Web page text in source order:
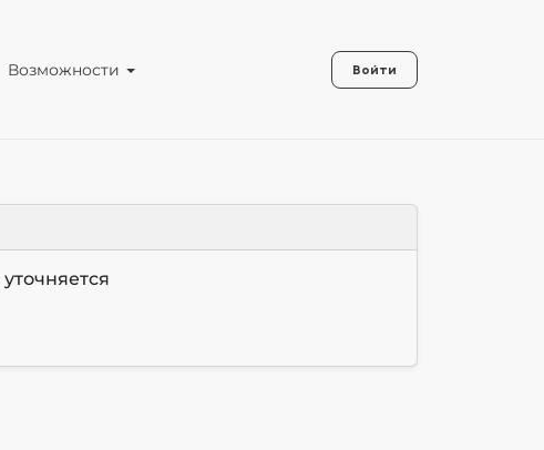
Возможности Войти